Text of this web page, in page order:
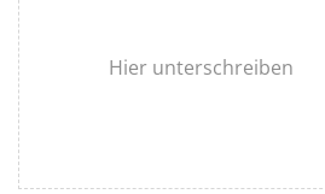
Hier unterschreiben